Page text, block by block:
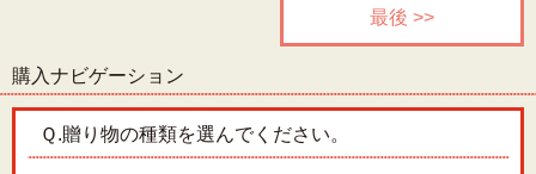
最後 >>
購入ナビゲーション
Ｑ.贈り物の種類を選んでください。